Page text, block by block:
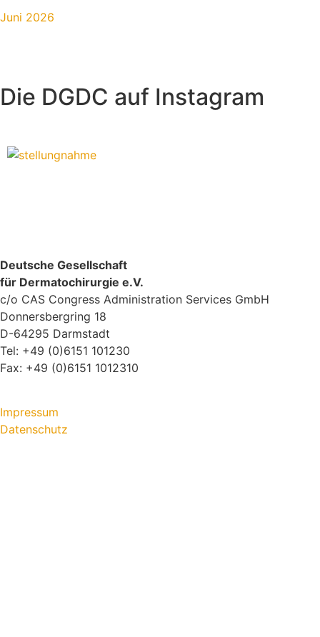
Juni 2026
Die DGDC auf Instagram
Deutsche Gesellschaft
für Dermatochirurgie e.V.
c/o CAS Congress Administration Services GmbH
Donnersbergring 18
D-64295 Darmstadt
Tel: +49 (0)6151 101230
Fax: +49 (0)6151 1012310
Impressum
Datenschutz